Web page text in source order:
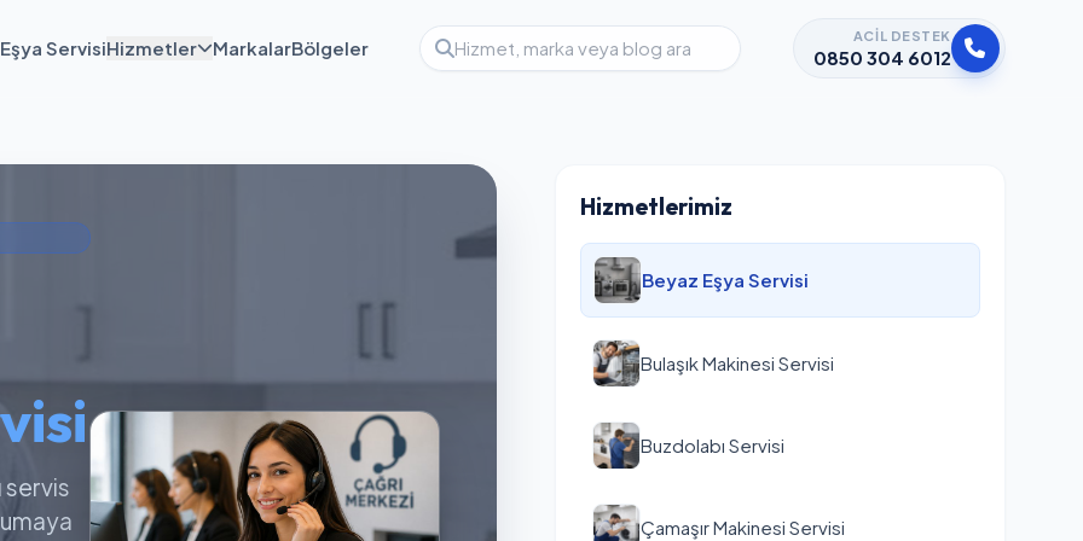
ServisiHizmetler MarkalarBölgeler
ACIL DESTEK
0850 304 6012
servis
Hizmetlerimiz
Beyaz Eşya Servisi
Bulaşık Makinesi Servisi
Buzdolabı Servisi
Çamaşır Makinesi Servisi